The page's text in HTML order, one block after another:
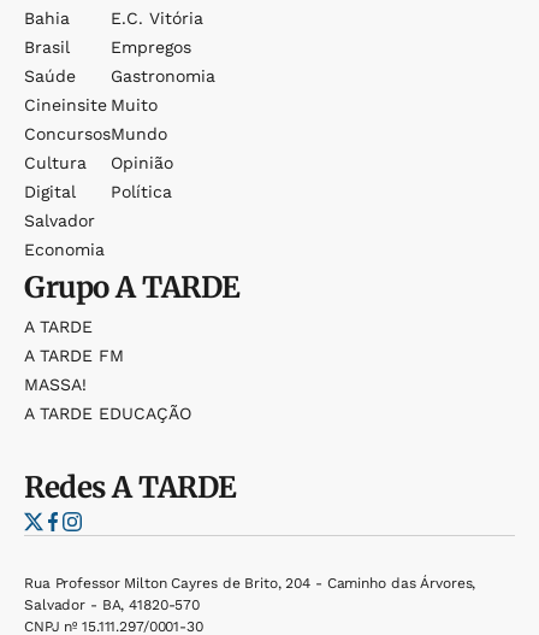
Bahia
Brasil
Saúde
Cineinsite
Concursos
Cultura
Digital
Salvador
Economia
E.c. Vitória
Empregos
Gastronomia
Muito
Mundo
Opinião
Política
GrupoA TARDE
A TARDE
A TARDE FM
MASSA!
A TARDE EDUCAÇÃO
RedesA TARDE
Rua Professor Milton Cayres de Brito, 204 - Caminho das Árvores,
Salvador - BA, 41820-570
CNPJ nº 15.111.297/0001-30